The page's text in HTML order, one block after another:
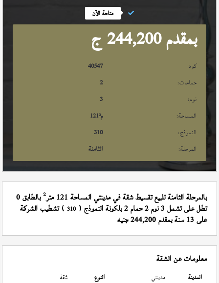
متاحة الآن
بمقدم 244,200 ج
كود
40547
حمامات:
2
نوم:
3
المساحة:
121 م²
النموذج:
310
المرحلة:
الثامنة
بالمرحلة الثامنة للبيع تقسيط شقة في مدينتي المساحة 121 متر 2 بالطابق 0
تطل على تشمل 3 نوم 2 حمام 2 بلكونة النموذج ( 310 ) تشطيب الشركة
على 13 سنة بمقدم 244,200 جنيه
معلومات عن الشقة
المدينة مدينتي النوع
شقة